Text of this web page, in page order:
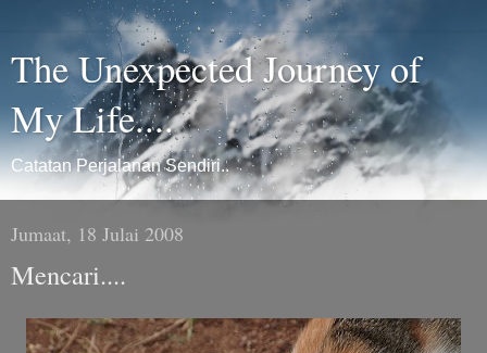
The Unexpected Journey of
My Life....
Catatan Perjalanan Sendiri..
Jumaat, 18 Julai 2008
Mencari....